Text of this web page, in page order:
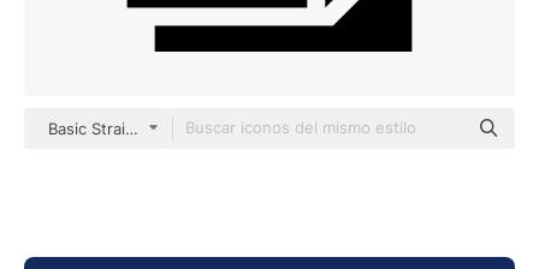
Basic Straight Filled